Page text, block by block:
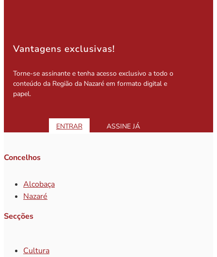
Vantagens exclusivas!
Torne-se assinante e tenha acesso exclusivo a todo o
conteúdo da Região da Nazaré em formato digital e
papel.
ENTRAR ASSINE JÁ
Concelhos
Alcobaça
Nazaré
Secções
Cultura